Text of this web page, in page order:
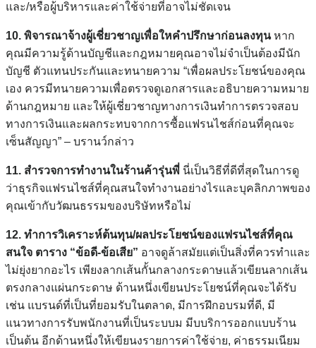
และ/หรือผู้บริหารและค่าใช้จ่ายที่อาจไม่ชัดเจน
10. พิจารณาจ้างผู้เชี่ยวชาญเพื่อใหคำปรึกษาก่อนลงทุนหาก
คุณมีความรู้ด้านบัญชีและกฎหมายคุณอาจไม่จำเป็นต้องมีนัก
บัญชี ตัวแทนประกันและทนายความ “เพื่อผลประโยชน์ของคุณ
เอง ควรมีทนายความเพื่อตรวจดูเอกสารและอธิบายความหมาย
ด้านกฎหมาย และให้ผู้เชี่ยวชาญทางการเงินทำการตรวจสอบ
ทางการเงินและผลกระทบจากการซื้อแฟรนไชส์ก่อนที่คุณจะ
เซ็นสัญญา” – บรานว์กล่าว
11. สำรวจการทำงานในร้านค้ารุ่นพี่ นี่เป็นวิธีที่ดีที่สุดในการดู
ว่าธุรกิจแฟรนไชส์ที่คุณสนใจทำงานอย่างไรและบุคลิกภาพของ
คุณเข้ากับวัฒนธรรมของบริษัทหรือไม่
12. ทำการวิเคราะห์ต้นทุน/ผลประโยชน์ของแฟรนไชส์ที่คุณ
สนใจ ตาราง “ข้อดี-ข้อเสีย” อาจดูล้าสมัยแต่เป็นสิ่งที่ควรทำและ
ไม่ยุ่งยากอะไร เพียงลากเส้นกั้นกลางกระดาษแล้วเขียนลากเส้น
ตรงกลางแผ่นกระดาษ ด้านหนึ่งเขียนประโยชน์ที่คุณจะได้รับ
เช่น แบรนด์ที่เป็นที่ยอมรับในตลาด, มีการฝึกอบรมที่ดี, มี
แนวทางการรับพนักงานที่เป็นระบบม มีบบริการออกแบบร้าน
เป็นต้น อีกด้านหนึ่งให้เขียนงรายการค่าใช้จ่าย, ค่าธรรมเนียม